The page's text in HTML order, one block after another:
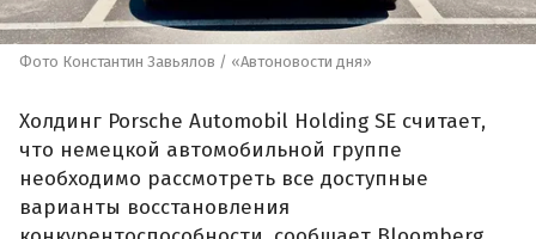
Фото Константин Завьялов / «Автоновости дня»
Холдинг Porsche Automobil Holding SE считает,
что немецкой автомобильной группе
необходимо рассмотреть все доступные
варианты восстановления